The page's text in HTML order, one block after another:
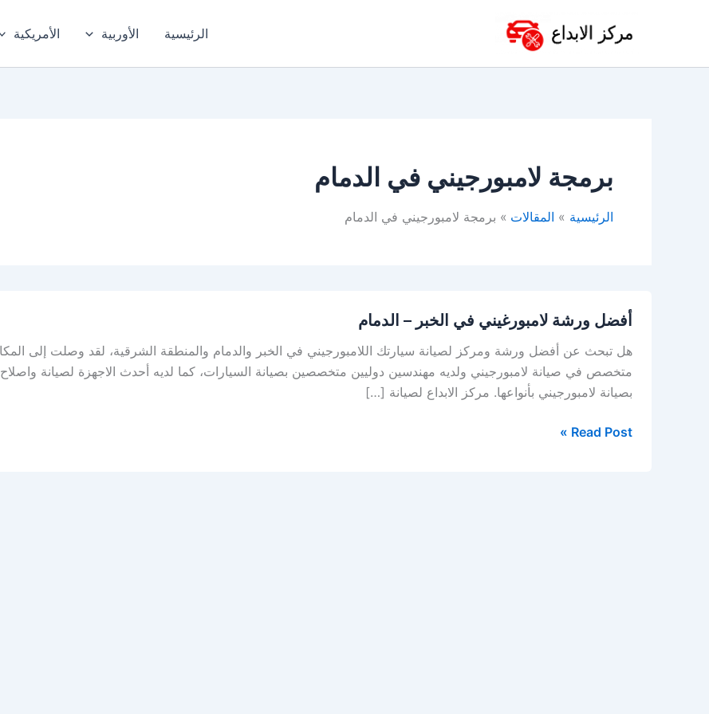
الرئيسية الأوربية الأمريكية
برمجة لامبورجيني في الدمام
الرئيسية المقالات برمجة لامبورجيني في الدمام
أفضل ورشة لامبورغيني في الخبر – الدمام
هل تبحث عن أفضل ورشة ومركز لصيانة سيارتك اللامبورجيني في الخبر والدمام والمنطقة الشرقية، لقد وصلت إلى
متخصص في صيانة لامبورجيني ولديه مهندسين دوليين متخصصين بصيانة السيارات، كما لديه أحدث الاجهزة لصيانة
بصيانة لامبورجيني بأنواعها. مركز الابداع لصيانة […]
Read Post »